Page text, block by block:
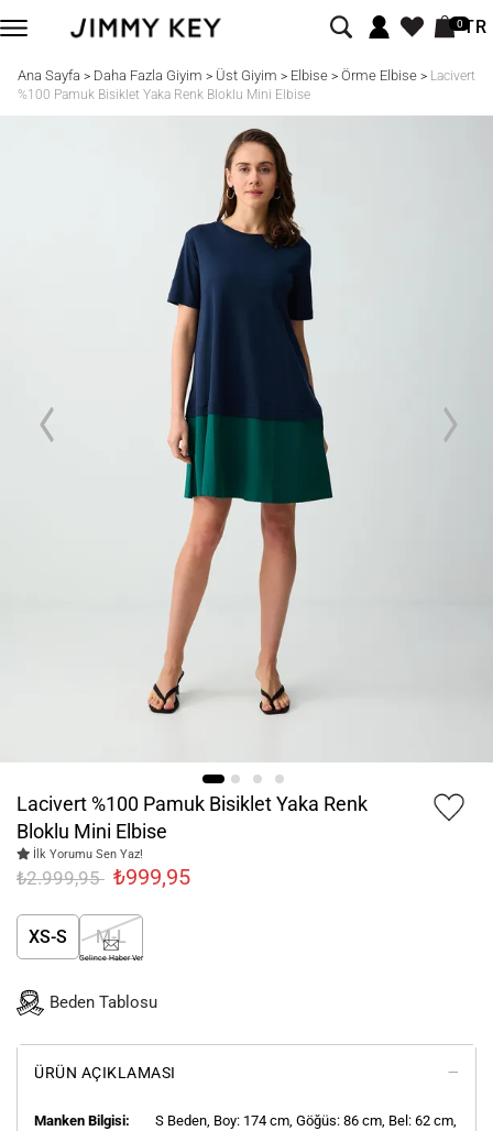
0TR
Ana Sayfa > Daha Fazla Giyim > Üst Giyim > Elbise> Örme Elbise> Lacivert
%100 Pamuk Bisiklet Yaka Renk Bloklu Mini Elbise
Lacivert %100 Pamuk Bisiklet Yaka Renk
Bloklu Mini Elbise
İlk Yorumu Sen Yaz!
₺2.999,95 ₺999,95
XS-S M-L
Gelince Haber Ver
Beden Tablosu
ÜRÜN AÇIKLAMASI
Manken Bilgisi: S Beden, Boy: 174 cm, Göğüs: 86 cm, Bel: 62 cm,